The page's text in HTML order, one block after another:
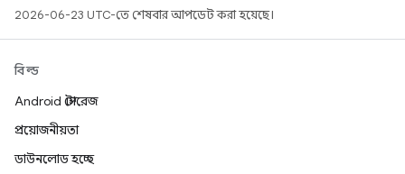
2026-06-23 UTC-তে শেষবার আপডেট করা হয়েছে।
বিল্ড
Android স্টোরেজ
প্রয়োজনীয়তা
ডাউনলোড হচ্ছে